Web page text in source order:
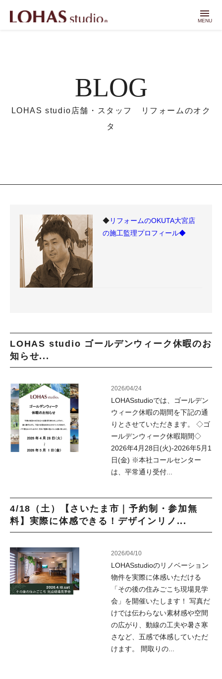
menu
MENU
BLOG
LOHAS studio店舗・スタッフ リフォームのオク
タ
◆リフォームのOKUTA大宮店
の施工監理プロフィール◆
LOHAS studio ゴールデンウィーク休暇のお
知らせ...
2026/04/24
LOHASstudioでは、ゴールデン
ウィーク休暇の期間を下記の通
りとさせていただきます。 ◇ゴ
ールデンウィーク休暇期間◇
2026年4月28日(火)-2026年5月1
日(金) ※本社コールセンター
は、平常通り受付...
4/18（土）【さいたま市｜予約制・参加無
料】実際に体感できる！デザインリノ...
2026/04/10
LOHASstudioのリノベーション
物件を実際に体感いただける
「その後の住みごこち現場見学
会」を開催いたします！ 写真だ
けでは伝わらない素材感や空間
の広がり、動線の工夫や暑さ寒
さなど、五感で体感していただ
けます。 間取りの...